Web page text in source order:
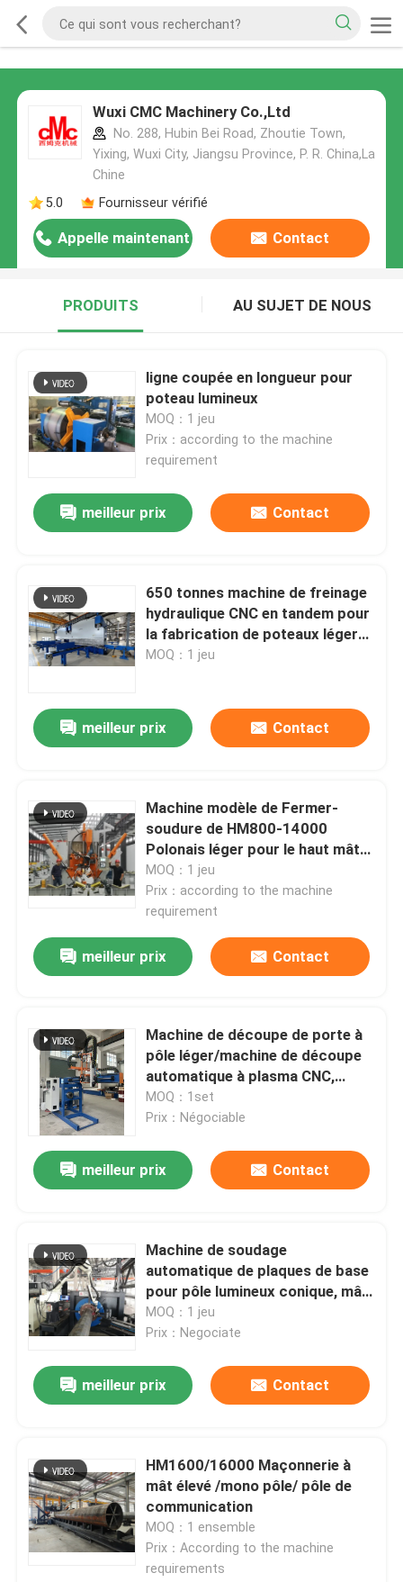
Wuxi CMC Machinery Co.,Ltd
No. 288, Hubin Bei Road, Zhoutie Town,
Yixing, Wuxi City, Jiangsu Province, P. R. China,La
Chine
5.0
Fournisseur vérifié
Appelle maintenant Contact
PRODUITS AU SUJET DE NOUS
ligne coupée en longueur pour
poteau lumineux
MOQ：1 jeu
Prix：according to the machine
requirement
meilleur prix Contact
650 tonnes machine de freinage
hydraulique CNC en tandem pour
la fabrication de poteaux légers
et de mâts hauts
MOQ：1 jeu
meilleur prix Contact
Machine modèle de Fermer-
soudure de HM800-14000
Polonais léger pour le haut mât
unipolaire
MOQ：1 jeu
Prix：according to the machine
requirement
meilleur prix Contact
Machine de découpe de porte à
pôle léger/machine de découpe
automatique à plasma CNC,
diamètre 350 mm, course 2000
mm
MOQ：1set
Prix：Négociable
meilleur prix Contact
Machine de soudage
automatique de plaques de base
pour pôle lumineux conique, mât
élevé, monopole
MOQ：1 jeu
Prix：Negociate
meilleur prix Contact
HM1600/16000 Maçonnerie à
mât élevé /mono pôle/ pôle de
communication
MOQ：1 ensemble
Prix：According to the machine
requirements